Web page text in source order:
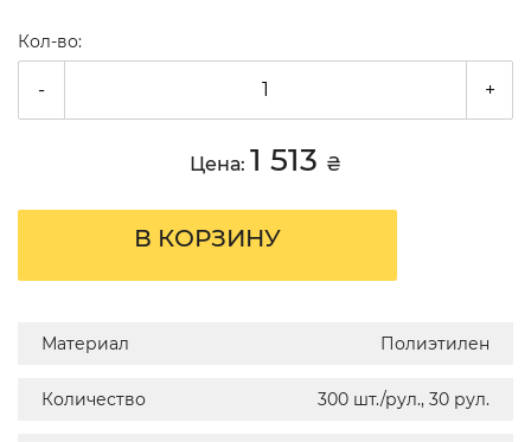
Кол-во:
- +
Цена: 1 513 ₴
В КОРЗИНУ
Материал Полиэтилен
Количество 300 шт./рул., 30 рул.